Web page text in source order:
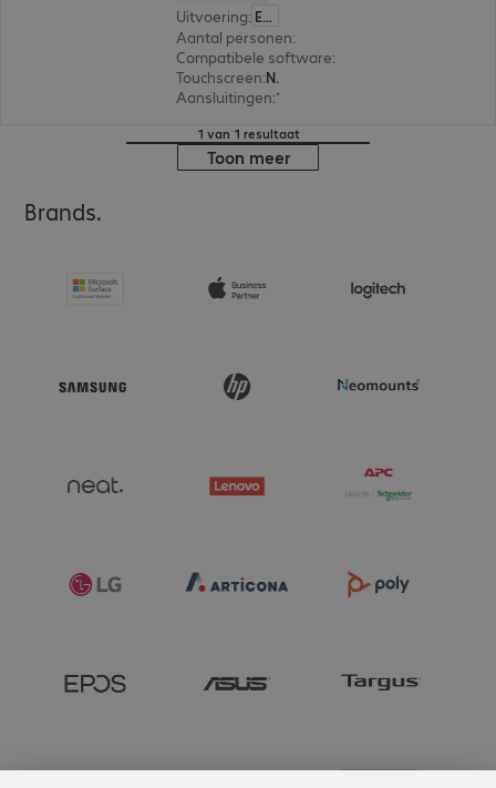
Uitvoering: Europa
Aantal personen:
Compatibele software:
Touchscreen: Nee
Aansluitingen:
1 van 1 resultaat
Toon meer
Brands.